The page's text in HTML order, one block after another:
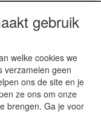
gebruik
welke cookies we
verzamelen geen
ons de site en je
ze ons om onze
brengen. Ga je voor